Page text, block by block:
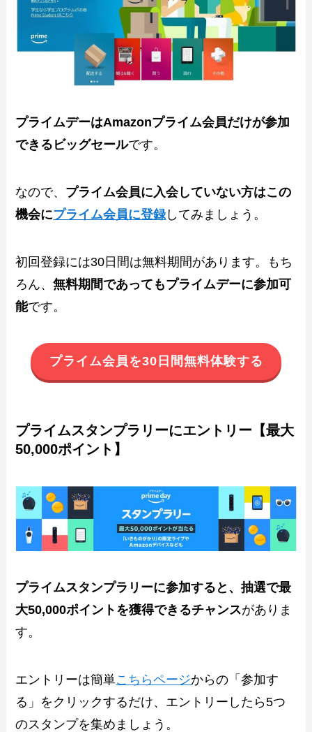
プライムデーはAmazonプライム会員だけが参加
できるビッグセールです。
なので、 プライム会員に入会していない方はこの
機会にプライム会員に登録してみましょう。
初回登録には30日間は無料期間があります。もち
ろん、無料期間であってもプライムデーに参加可
能です。
プライム会員を30日間無料体験する
プライムスタンプラリーにエントリー【最大
50,000ポイント】
プライムスタンプラリーに参加すると、抽選で最
大50,000ポイントを獲得できるチャンスがありま
す。
エントリーは簡単こちらページからの「参加す
る」をクリックするだけ、エントリーしたら5つ
のスタンプを集めましょう。